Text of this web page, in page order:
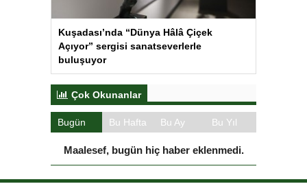
Kuşadası’nda “Dünya Hâlâ Çiçek
Açıyor” sergisi sanatseverlerle
buluşuyor
Çok Okunanlar
Bugün Bu Hafta Bu Ay Bu Yıl
Maalesef, bugün hiç haber eklenmedi.